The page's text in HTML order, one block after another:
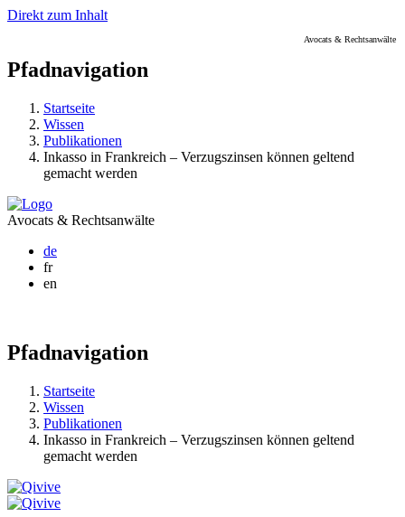
Direkt zum Inhalt
Avocats & Rechtsanwälte
Pfadnavigation
Startseite
Wissen
Publikationen
Inkasso in Frankreich – Verzugszinsen können geltend
gemacht werden
Avocats & Rechtsanwälte
de
fr
en
Pfadnavigation
Startseite
Wissen
Publikationen
Inkasso in Frankreich – Verzugszinsen können geltend
gemacht werden